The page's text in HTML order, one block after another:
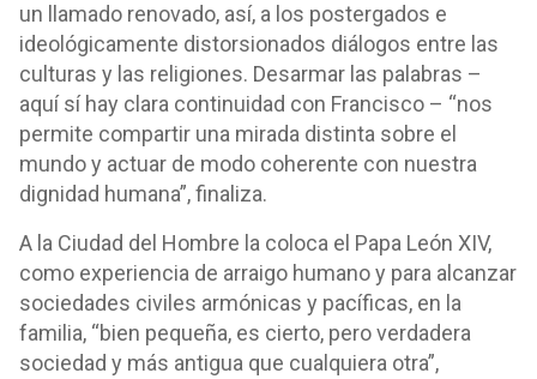
un llamado renovado, así, a los postergados e
ideológicamente distorsionados diálogos entre las
culturas y las religiones. Desarmar las palabras –
aquí sí hay clara continuidad con Francisco – “nos
permite compartir una mirada distinta sobre el
mundo y actuar de modo coherente con nuestra
dignidad humana”, finaliza.
A la Ciudad del Hombre la coloca el Papa León XIV,
como experiencia de arraigo humano y para alcanzar
sociedades civiles armónicas y pacíficas, en la
familia, “bien pequeña, es cierto, pero verdadera
sociedad y más antigua que cualquiera otra”,